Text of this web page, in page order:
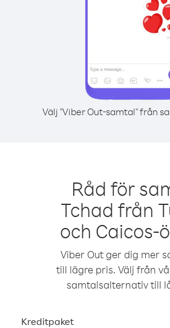
Välj "Viber Out-samtal" från
Råd för
Tchad från
och Caicos-
Viber Out ger dig mer
till lägre pris. Välj från
samtalsalternativ till
Kreditpaket